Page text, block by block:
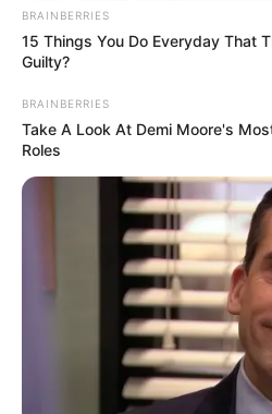
Υπηρεσίες που
διασκέδασης – μπουάτ
56301012
Υπηρεσίες που
διασκέδασης – ντισκοτέκ
Υπηρεσίες που
ξενοδοχείων
Υπηρεσίες διευθυντή
BRAINBERRIES
15 Things You Do Everyday That
Guilty?
BRAINBERRIES
Take A Look At Demi Moore's
Roles